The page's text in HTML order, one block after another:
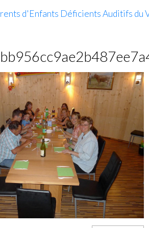
d'Enfants Déficients Auditifs du